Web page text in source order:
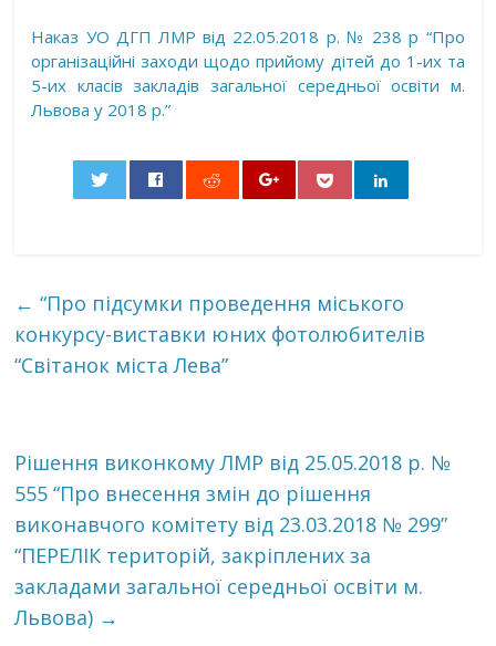
Наказ УО ДГП ЛМР від 22.05.2018 р. № 238 р “Про
організаційні заходи щодо прийому дітей до 1-их та
5-их класів закладів загальної середньої освіти м.
Львова у 2018 р.”
← “Про підсумки проведення міського
конкурсу-виставки юних фотолюбителів
“Світанок міста Лева”
Рішення виконкому ЛМР від 25.05.2018 р. №
555 “Про внесення змін до рішення
виконавчого комітету від 23.03.2018 № 299”
“ПЕРЕЛІК територій, закріплених за
закладами загальної середньої освіти м.
Львова) →